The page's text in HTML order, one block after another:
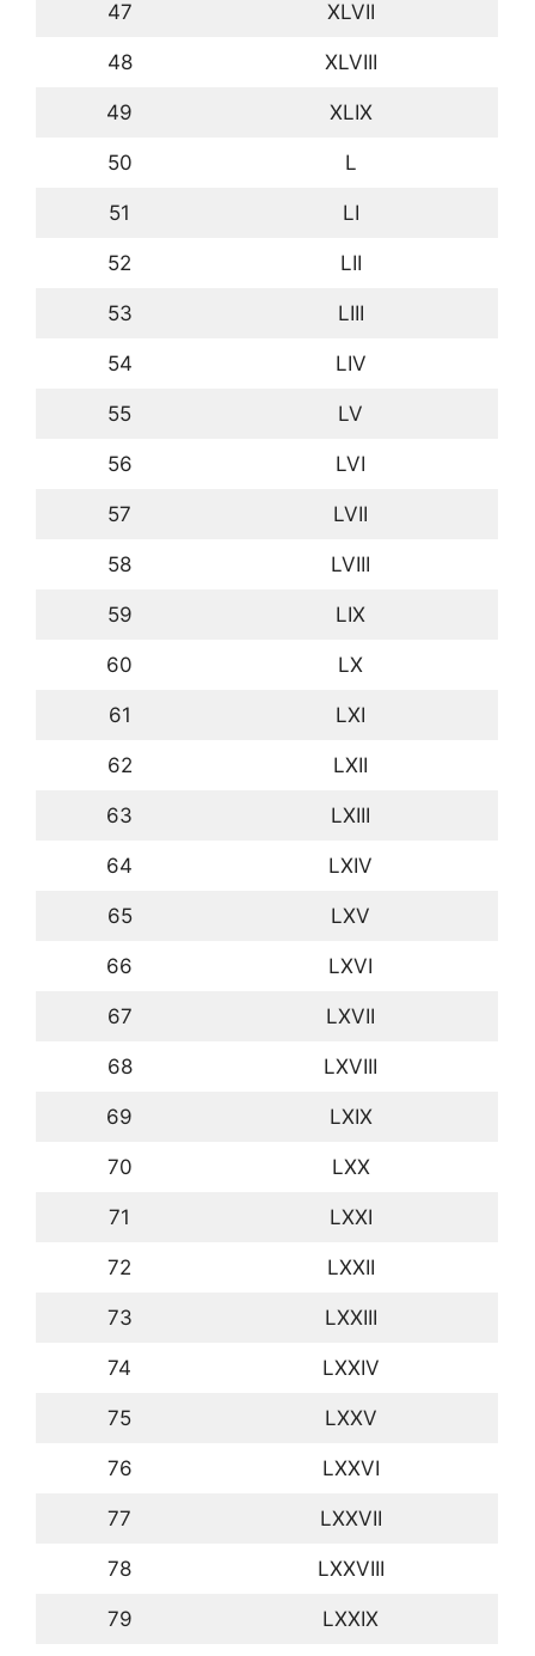
47 XLVII
48 XLVIII
49 XLIX
50 L
51 LI
52 LII
53 LIII
54 LIV
55 LV
56 LVI
57 LVII
58 LVIII
59 LIX
60 LX
61 LXI
62 LXII
63 LXIII
64 LXIV
65 LXV
66 LXVI
67 LXVII
68 LXVIII
69 LXIX
70 LXX
71 LXXI
72 LXXII
73 LXXIII
74 LXXIV
75 LXXV
76 LXXVI
77 LXXVII
78 LXXVIII
79 LXXIX